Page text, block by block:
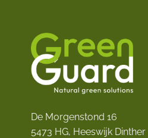
De Morgenstond 16
5473 HG, Heeswijk Dinther